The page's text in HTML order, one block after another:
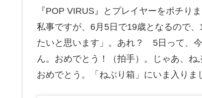
『POP VIRUS』とプレイヤーをポチ
私事ですが、6月5日で19歳となるので
たいと思います」。あれ？ 5日って、
ん。おめでとう！（拍手）。じゃあ、ね
おめでとう。「ねぶり箱」にいま入りま